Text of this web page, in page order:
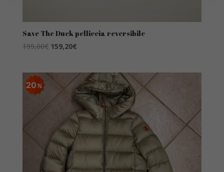
Save The Duck pelliccia reversibile
199,00€ Il
199,00€.
159,20€Il
159,20€.
20